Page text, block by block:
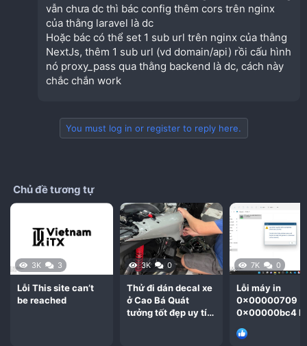
vẫn chưa dc thì bác config thêm cors trên nginx
của thằng laravel là dc
Hoặc bác có thể set 1 sub url trên nginx của thằng
NextJs, thêm 1 sub url (vd domain/api) rồi cấu hình
nó proxy_pass qua thằng backend là dc, cách này
chắc chắn work
You must log in or register to reply here.
Chủ đề tương tự
3K 3
Lỗi This site can’t
be reached
3K 0
Thử đi dán decal xe
ở Cao Bá Quát
tưởng tốt đẹp uy tín
7K 0
Lỗi máy in
0x00000709
0x00000bc4
window 11 22H2